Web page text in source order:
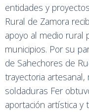
entidades y
Rural de Zamora
apoyo al medio rural
municipios. Por su
de Sahechores de
trayectoria
soldaduras Fer
aportación artística y